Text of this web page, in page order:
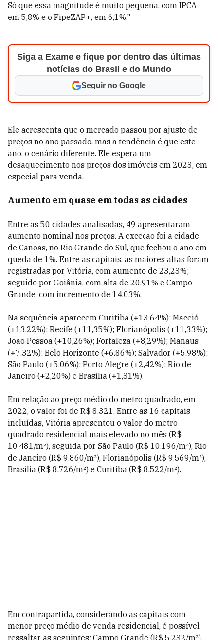
Só que essa magnitude é muito pequena, com IPCA
em 5,8% e o FipeZAP+, em 6,1%."
Siga a Exame e fique por dentro das últimas
notícias do Brasil e do Mundo
Seguir no Google
Ele acrescenta que o mercado passou por ajuste de
preços no ano passado, mas a tendência é que este
ano, o cenário diferente. Ele espera um
desaquecimento nos preços dos imóveis em 2023, em
especial para venda.
Aumento em quase em todas as cidades
Entre as 50 cidades analisadas, 49 apresentaram
aumento nominal nos preços. A exceção foi a cidade
de Canoas, no Rio Grande do Sul, que fechou o ano em
queda de 1%. Entre as capitais, as maiores altas foram
registradas por Vitória, com aumento de 23,23%;
seguido por Goiânia, com alta de 20,91% e Campo
Grande, com incremento de 14,03%.
Na sequência aparecem Curitiba (+13,64%); Maceió
(+13,22%); Recife (+11,35%); Florianópolis (+11,33%);
João Pessoa (+10,26%); Fortaleza (+8,29%); Manaus
(+7,32%); Belo Horizonte (+6,86%); Salvador (+5,98%);
São Paulo (+5,06%); Porto Alegre (+2,42%); Rio de
Janeiro (+2,20%) e Brasília (+1,31%).
Em relação ao preço médio do metro quadrado, em
2022, o valor foi de R$ 8.321. Entre as 16 capitais
incluídas, Vitória apresentou o valor do metro
quadrado residencial mais elevado no mês (R$
10.481/m²), seguida por São Paulo (R$ 10.196/m²), Rio
de Janeiro (R$ 9.860/m²), Florianópolis (R$ 9.569/m²),
Brasília (R$ 8.726/m²) e Curitiba (R$ 8.522/m²).
Em contrapartida, considerando as capitais com
menor preço médio de venda residencial, é possível
ressaltar as seguintes: Campo Grande (R$ 5.232/m²),